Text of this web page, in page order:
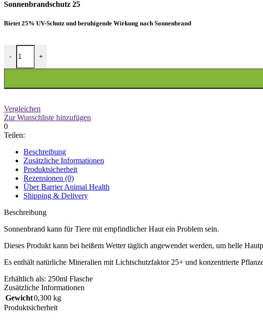
Sonnenbrandschutz 25
Bietet 25% UV-Schutz und beruhigende Wirkung nach Sonnenbrand
-
Barrier Animal Health - Sunborn Soother - Sonnenschutz 25 Menge
+
Vergleichen
Zur Wunschliste hinzufügen
0
Teilen:
Beschreibung
Zusätzliche Informationen
Produktsicherheit
Rezensionen (0)
Über Barrier Animal Health
Shipping & Delivery
Beschreibung
Sonnenbrand kann für Tiere mit empfindlicher Haut ein Problem sein.
Dieses Produkt kann bei heißem Wetter täglich angewendet werden, um helle
Es enthält natürliche Mineralien mit Lichtschutzfaktor 25+ und konzentrierte
Erhältlich als: 250ml Flasche
Zusätzliche Informationen
Gewicht0,300 kg
Produktsicherheit